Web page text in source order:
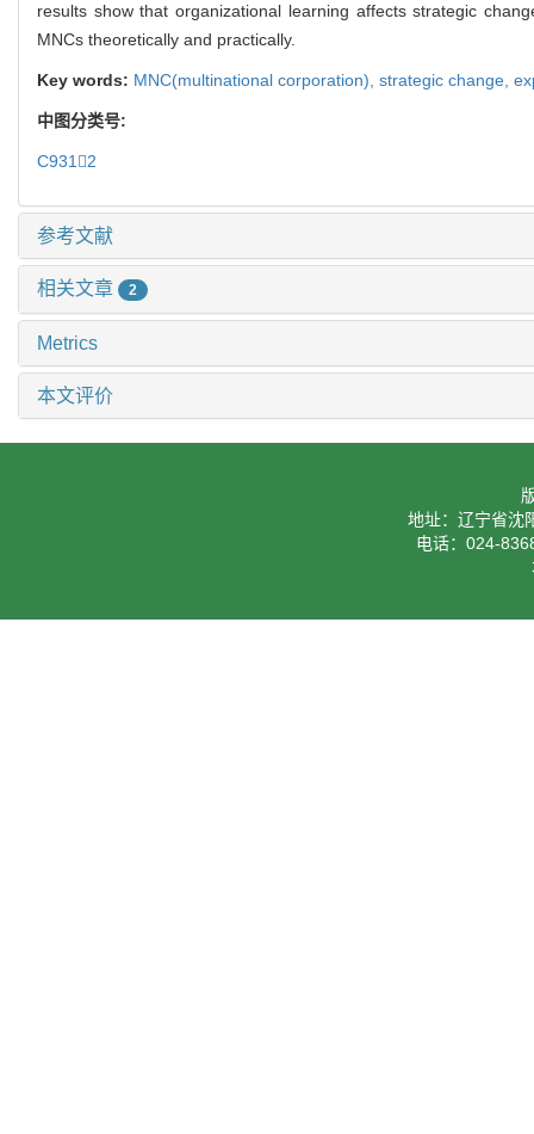
results show that organizational learning affects strategic
MNCs theoretically and practically.
Key words: MNC(multinational corporation), strategic change,
中图分类号:
C9312
参考文献
相关文章 2
Metrics
本文评价
地址：辽宁省沈
电话：024-